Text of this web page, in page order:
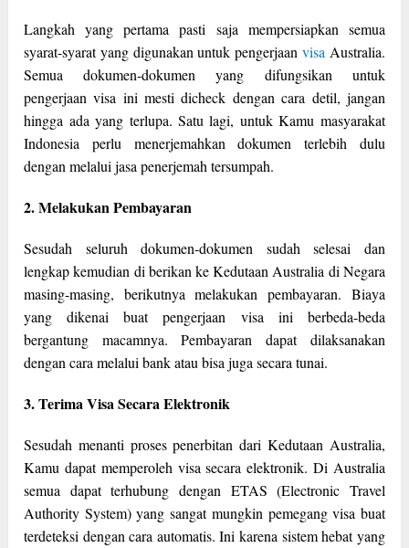
Langkah yang pertama pasti saja mempersiapkan semua
syarat-syarat yang digunakan untuk pengerjaanvisa Australia.
Semua dokumen-dokumen yang difungsikan untuk
pengerjaan visa ini mesti dicheck dengan cara detil, jangan
hingga ada yang terlupa. Satu lagi, untuk Kamu masyarakat
Indonesia perlu menerjemahkan dokumen terlebih dulu
dengan melalui jasa penerjemah tersumpah.
2. Melakukan Pembayaran
Sesudah seluruh dokumen-dokumen sudah selesai dan
lengkap kemudian di berikan ke Kedutaan Australia di Negara
masing-masing, berikutnya melakukan pembayaran. Biaya
yang dikenai buat pengerjaan visa ini berbeda-beda
bergantung macamnya. Pembayaran dapat dilaksanakan
dengan cara melalui bank atau bisa juga secara tunai.
3. Terima Visa Secara Elektronik
Sesudah menanti proses penerbitan dari Kedutaan Australia,
Kamu dapat memperoleh visa secara elektronik. Di Australia
semua dapat terhubung dengan ETAS (Electronic Travel
Authority System) yang sangat mungkin pemegang visa buat
terdeteksi dengan cara automatis. Ini karena sistem hebat yang